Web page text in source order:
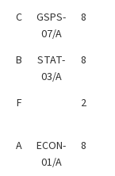
C
GSPS-
07/A
8
B
STAT-
03/A
8
F 2
A
ECON-
01/A
8